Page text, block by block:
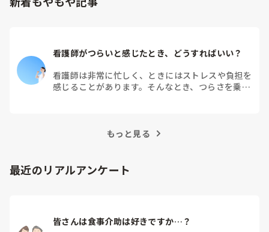
看護師がつらいと感じたとき、どうすればいい？
看護師は非常に忙しく、ときにはストレスや負担を
感じることがあります。そんなとき、つらさを乗り
もっと見る
最近のリアルアンケート
皆さんは食事介助は好きですか…？